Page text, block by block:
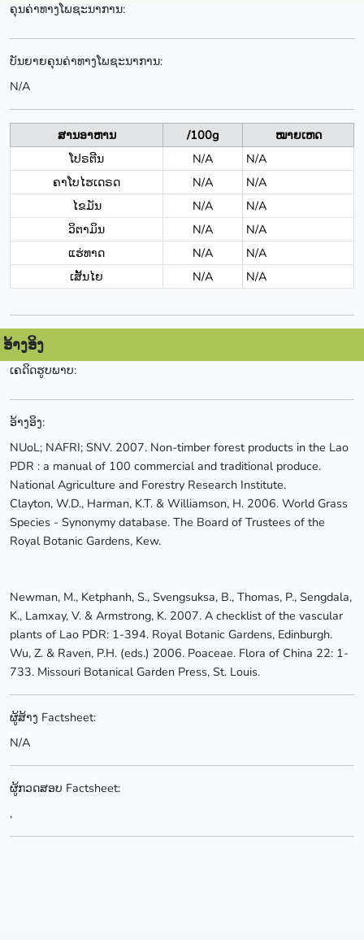
ຄຸນຄ່າທາງໂພຊະນາການ:
ບັນຍາຍຄຸນຄ່າທາງໂພຊະນາການ:
N/A
ສານອາຫານ /100g
ໝາຍເຫດ
ໂປຣຕີນ
N/A
N/A
ຄາໂບໄຮເດຣດ
N/A
N/A
ໄຂມັນ
N/A
N/A
ວິຕາມິນ
N/A
N/A
ແຮ່ທາດ
N/A
N/A
ເສັ້ນໄຍ
N/A N/A
ອ້າງອິງ
ເຄດິດຮູບພາບ:
ອ້າງອິງ:
NUoL; NAFRI; SNV. 2007. Non-timber forest products in the Lao
PDR : a manual of 100 commercial and traditional produce.
National Agriculture and Forestry Research Institute.
Clayton, W.D., Harman, K.T. & Williamson, H. 2006. World Grass
Species - Synonymy database. The Board of Trustees of the
Royal Botanic Gardens, Kew.
Newman, M., Ketphanh, S., Svengsuksa, B., Thomas, P., Sengdala,
K., Lamxay, V. & Armstrong, K. 2007. A checklist of the vascular
plants of Lao PDR: 1-394. Royal Botanic Gardens, Edinburgh.
Wu, Z. & Raven, P.H. (eds.) 2006. Poaceae. Flora of China 22: 1-
733. Missouri Botanical Garden Press, St. Louis.
ຜູ້ສ້າງ Factsheet:
N/A
ຜູ້ກວດສອບ Factsheet:
,